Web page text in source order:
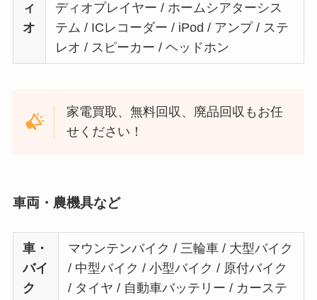
ィ
オ
ディオプレイヤー / ホームシアターシス
テム / ICレコーダー / iPod / アンプ / ステ
レオ / スピーカー / ヘッドホン
家電買取、無料回収、廃品回収もお任
せください！
車両・農機具など
車・
バイ
ク
マウンテンバイク / 三輪車 / 大型バイク
/ 中型バイク / 小型バイク / 原付バイク
/ タイヤ / 自動車バッテリー / カーステ